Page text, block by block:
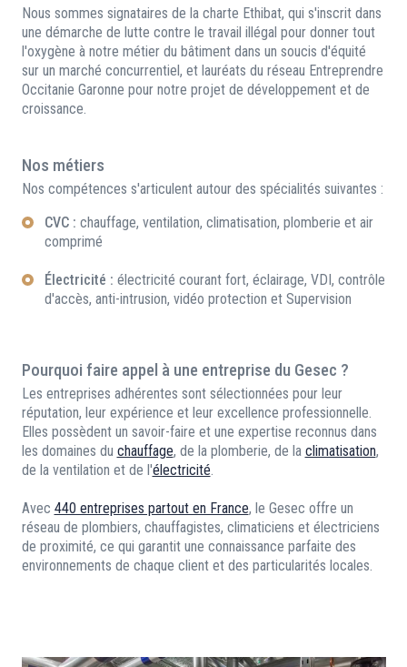
Nous sommes signataires de la charte Ethibat, qui s'inscrit dans
une démarche de lutte contre le travail illégal pour donner tout
l'oxygène à notre métier du bâtiment dans un soucis d'équité
sur un marché concurrentiel, et lauréats du réseau Entreprendre
Occitanie Garonne pour notre projet de développement et de
croissance.
Nos métiers
Nos compétences s'articulent autour des spécialités suivantes :
CVC : chauffage, ventilation, climatisation, plomberie et air
comprimé
Électricité : électricité courant fort, éclairage, VDI, contrôle
d'accès, anti-intrusion, vidéo protection et Supervision
Pourquoi faire appel à une entreprise du Gesec ?
Les entreprises adhérentes sont sélectionnées pour leur
réputation, leur expérience et leur excellence professionnelle.
Elles possèdent un savoir-faire et une expertise reconnus dans
les domaines du chauffage, de la plomberie, de la climatisation,
de la ventilation et de l'électricité.
Avec 440 entreprises partout en France, le Gesec offre un
réseau de plombiers, chauffagistes, climaticiens et électriciens
de proximité, ce qui garantit une connaissance parfaite des
environnements de chaque client et des particularités locales.